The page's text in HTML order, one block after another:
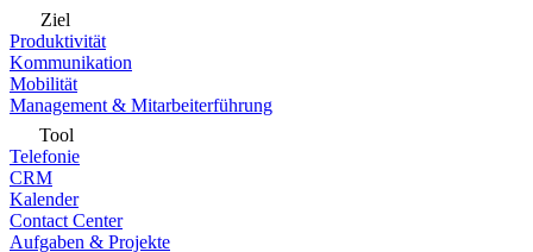
Ziel
Produktivität
Kommunikation
Mobilität
Management & Mitarbeiterführung
Tool
Telefonie
CRM
Kalender
Contact Center
Aufgaben & Projekte